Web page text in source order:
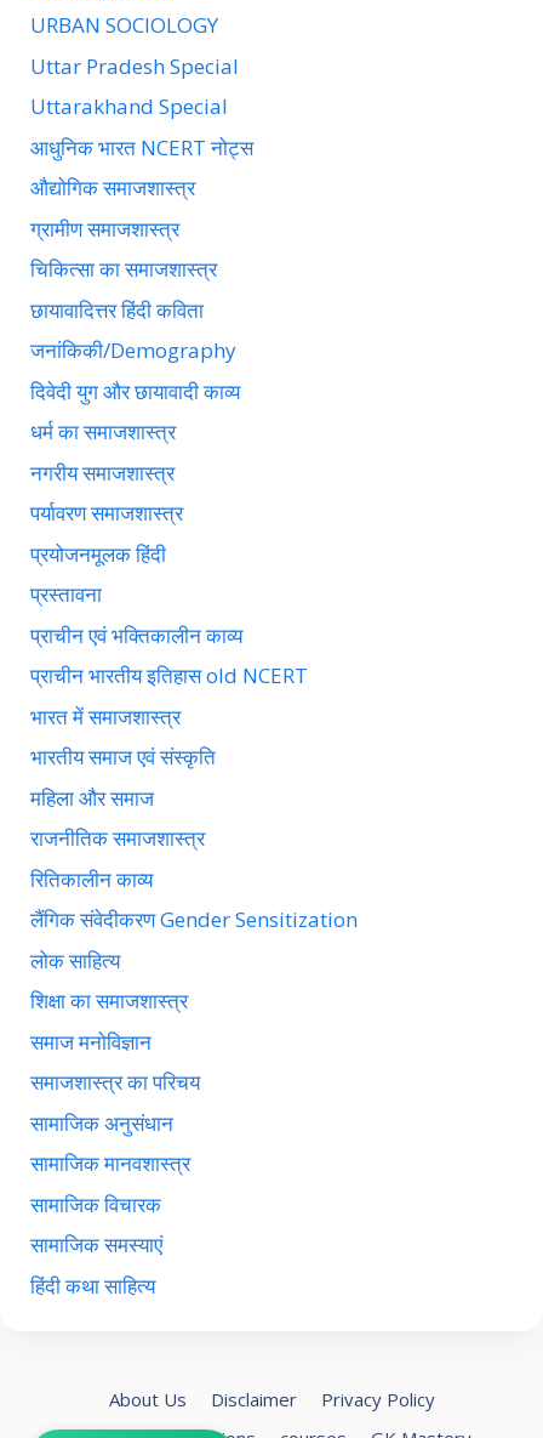
URBAN SOCIOLOGY
Uttar Pradesh Special
Uttarakhand Special
आधुनिक भारत NCERT नोट्स
औद्योगिक समाजशास्त्र
ग्रामीण समाजशास्त्र
चिकित्सा का समाजशास्त्र
छायावादित्तर हिंदी कविता
जनांकिकी/Demography
दिवेदी युग और छायावादी काव्य
धर्म का समाजशास्त्र
नगरीय समाजशास्त्र
पर्यावरण समाजशास्त्र
प्रयोजनमूलक हिंदी
प्रस्तावना
प्राचीन एवं भक्तिकालीन काव्य
प्राचीन भारतीय इतिहास old NCERT
भारत में समाजशास्त्र
भारतीय समाज एवं संस्कृति
महिला और समाज
राजनीतिक समाजशास्त्र
रितिकालीन काव्य
लैंगिक संवेदीकरण Gender Sensitization
लोक साहित्य
शिक्षा का समाजशास्त्र
समाज मनोविज्ञान
समाजशास्त्र का परिचय
सामाजिक अनुसंधान
सामाजिक मानवशास्त्र
सामाजिक विचारक
सामाजिक समस्याएं
हिंदी कथा साहित्य
About Us Disclaimer
Privacy Policy